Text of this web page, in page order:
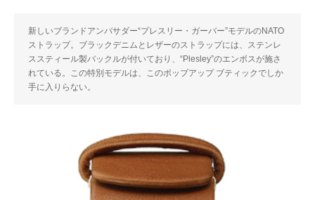
新しいブランドアンバサダー“プレスリー・ガーバー”モデルのNATO
ストラップ。ブラックデニムとレザーのストラップには、ステンレ
ススティール製バックルが付いており、“Plesley”のエンボスが施さ
れている。この特別モデルは、このポップアップ ブティックでしか
手に入りらない。